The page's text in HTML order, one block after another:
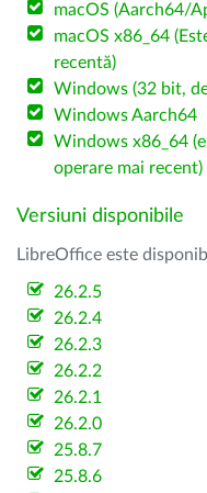
macOS (Aarch64/
macOS x86_64
recentă)
Windows (32 bit,
Windows Aarch64
Windows x86_64
operare mai recent)
Versiuni disponibile
LibreOffice este
26.2.5
26.2.4
26.2.3
26.2.2
26.2.1
26.2.0
25.8.7
25.8.6